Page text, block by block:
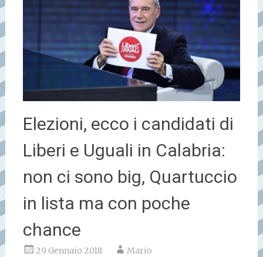
Elezioni, ecco i candidati di
Liberi e Uguali in Calabria:
non ci sono big, Quartuccio
in lista ma con poche
chance
29 Gennaio 2018 Mario